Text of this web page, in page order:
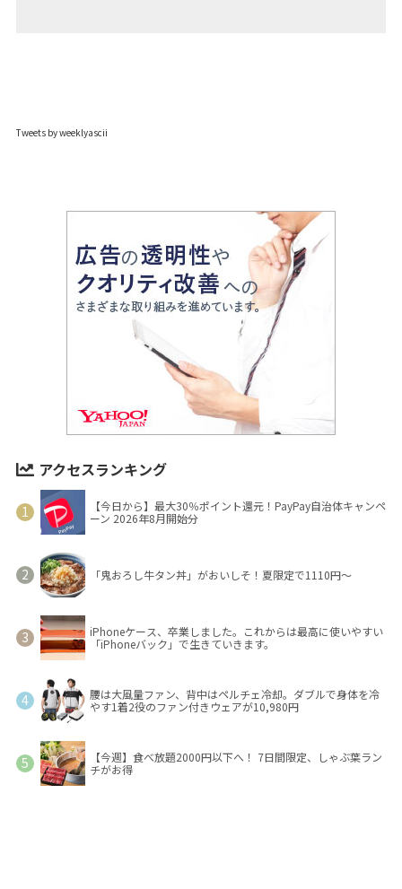
Tweets by weeklyascii
アクセスランキング
【今日から】最大30％ポイント還元！PayPay自治体キャンペ
ーン 2026年8月開始分
「鬼おろし牛タン丼」がおいしそ！夏限定で1110円～
iPhoneケース、卒業しました。これからは最高に使いやすい
「iPhoneバック」で生きていきます。
腰は大風量ファン、背中はペルチェ冷却。ダブルで身体を冷
やす1着2役のファン付きウェアが10,980円
【今週】食べ放題2000円以下へ！ 7日間限定、しゃぶ葉ラン
チがお得